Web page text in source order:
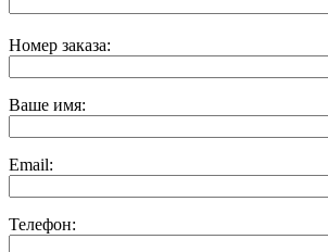
Номер заказа:
Ваше имя:
Email:
Телефон: